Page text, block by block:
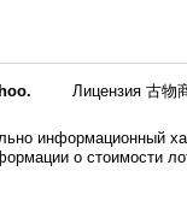
Лицензия 古物
информационный
о стоимости